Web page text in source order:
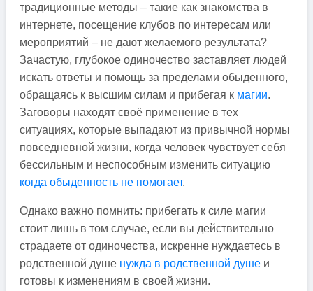
традиционные методы – такие как знакомства в
интернете, посещение клубов по интересам или
мероприятий – не дают желаемого результата?
Зачастую, глубокое одиночество заставляет людей
искать ответы и помощь за пределами обыденного,
обращаясь к высшим силам и прибегая к магии.
Заговоры находят своё применение в тех
ситуациях, которые выпадают из привычной нормы
повседневной жизни, когда человек чувствует себя
бессильным и неспособным изменить ситуацию
когда обыденность не помогает.
Однако важно помнить: прибегать к силе магии
стоит лишь в том случае, если вы действительно
страдаете от одиночества, искренне нуждаетесь в
родственной душе нужда в родственной душе и
готовы к изменениям в своей жизни.